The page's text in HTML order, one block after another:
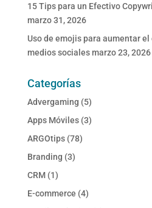
15 Tips para un Efectivo
marzo 31, 2026
Uso de emojis para aumentar
medios sociales marzo 23, 2026
Categorías
Advergaming (5)
Apps Móviles(3)
ARGOtips(78)
Branding (3)
CRM(1)
E-commerce (4)